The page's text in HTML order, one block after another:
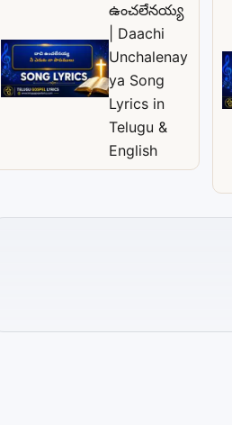
ఉంచలేనయ్య
| Daachi
Unchalenay
ya Song
Lyrics in
Telugu &
English